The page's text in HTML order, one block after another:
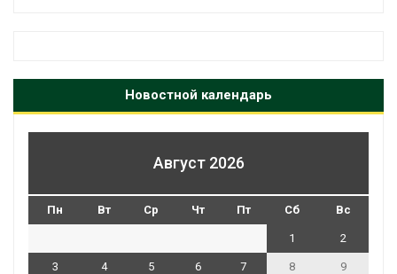
Новостной календарь
Август 2026
Пн Вт Ср Чт Пт Сб Вс
1 2
3 4 5 6 7 8 9